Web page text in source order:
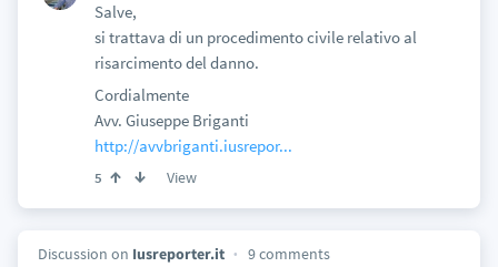
Salve,
si trattava di un procedimento civile relativo al
risarcimento del danno.
Cordialmente
Avv. Giuseppe Briganti
http://avvbriganti.iusrepor...
5 View
Discussion on Iusreporter.it 9 comments